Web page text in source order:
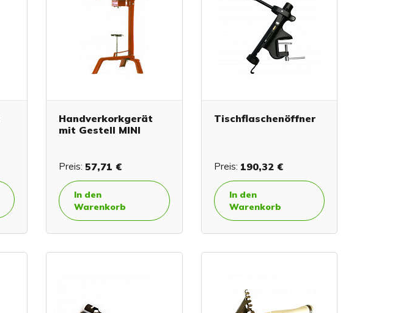
Handverkorkgerät
mit Gestell MINI
Preis: 57,71 €
In den
Warenkorb
Tischflaschenöffner
Preis: 190,32 €
In den
Warenkorb